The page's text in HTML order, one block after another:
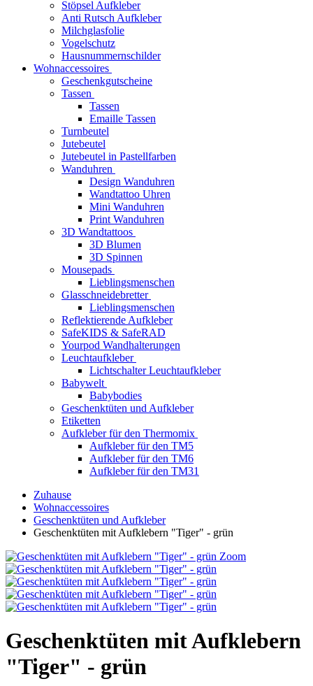
Stöpsel Aufkleber
Anti Rutsch Aufkleber
Milchglasfolie
Vogelschutz
Hausnummernschilder
Wohnaccessoires
Geschenkgutscheine
Tassen
Tassen
Emaille Tassen
Turnbeutel
Jutebeutel
Jutebeutel in Pastellfarben
Wanduhren
Design Wanduhren
Wandtattoo Uhren
Mini Wanduhren
Print Wanduhren
3D Wandtattoos
3D Blumen
3D Spinnen
Mousepads
Lieblingsmenschen
Glasschneidebretter
Lieblingsmenschen
Reflektierende Aufkleber
SafeKIDS & SafeRAD
Yourpod Wandhalterungen
Leuchtaufkleber
Lichtschalter Leuchtaufkleber
Babywelt
Babybodies
Geschenktüten und Aufkleber
Etiketten
Aufkleber für den Thermomix
Aufkleber für den TM5
Aufkleber für den TM6
Aufkleber für den TM31
Zuhause
Wohnaccessoires
Geschenktüten und Aufkleber
Geschenktüten mit Aufklebern "Tiger" - grün
Zoom
Geschenktüten mit Aufklebern
"Tiger" - grün